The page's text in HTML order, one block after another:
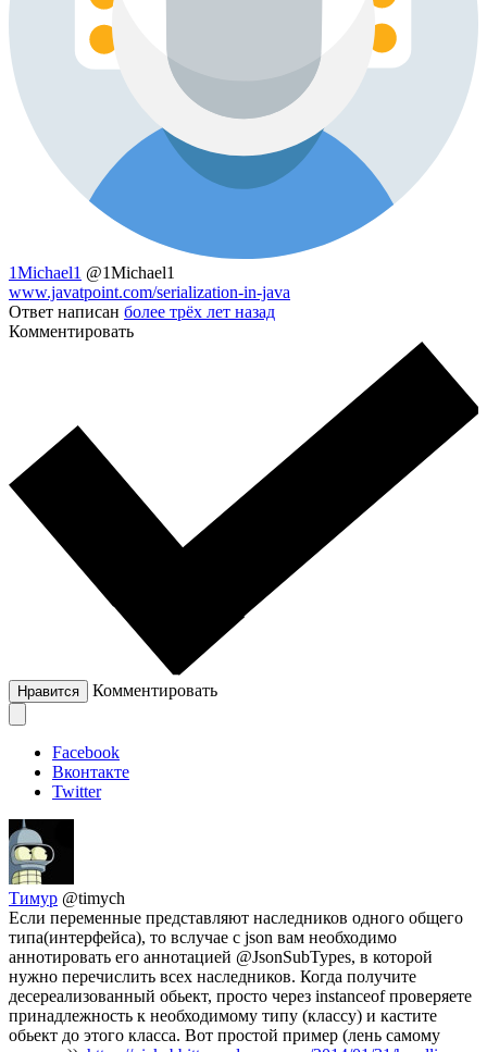
1Michael1 @1Michael1
www.javatpoint.com/serialization-in-java
Ответ написан более трёх лет назад
Комментировать
Нравится Комментировать
Facebook
Вконтакте
Twitter
Тимур @timych
Если переменные представляют наследников одного общего
типа(интерфейса), то вслучае с json вам необходимо
аннотировать его аннотацией @JsonSubTypes, в которой
нужно перечислить всех наследников. Когда получите
десереализованный обьект, просто через instanceof проверяете
принадлежность к необходимому типу (классу) и кастите
обьект до этого класса. Вот простой пример (лень самому